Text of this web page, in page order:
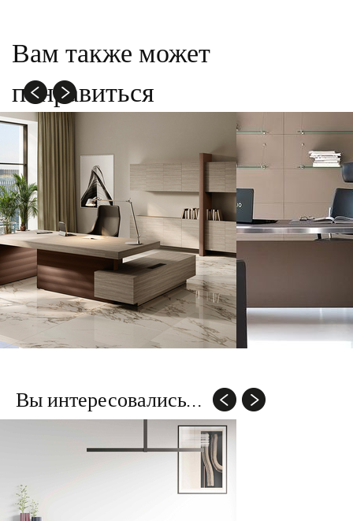
Вам также может
понравиться
Вы интересовались...